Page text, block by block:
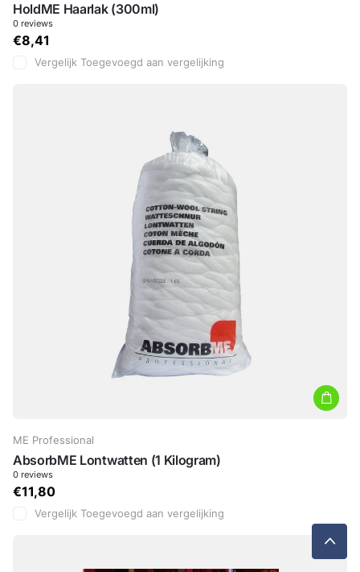
HoldME Haarlak (300ml)
0 reviews
€8,41
Vergelijk Toegevoegd aan vergelijking
ME Professional
AbsorbME Lontwatten (1 Kilogram)
0 reviews
€11,80
Vergelijk Toegevoegd aan vergelijking